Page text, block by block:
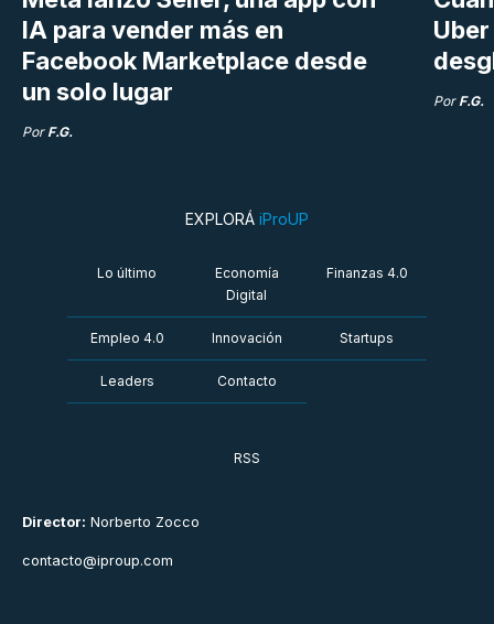
IA para vender más en
Facebook Marketplace desde
un solo lugar
Por F.G.
Por F.G.
Director: Norberto Zocco
contacto@iproup.com
EXPLORÁ iProUP
Lo último
Economía
Digital
Finanzas 4.0
Empleo 4.0 Innovación Startups
Leaders Contacto
RSS